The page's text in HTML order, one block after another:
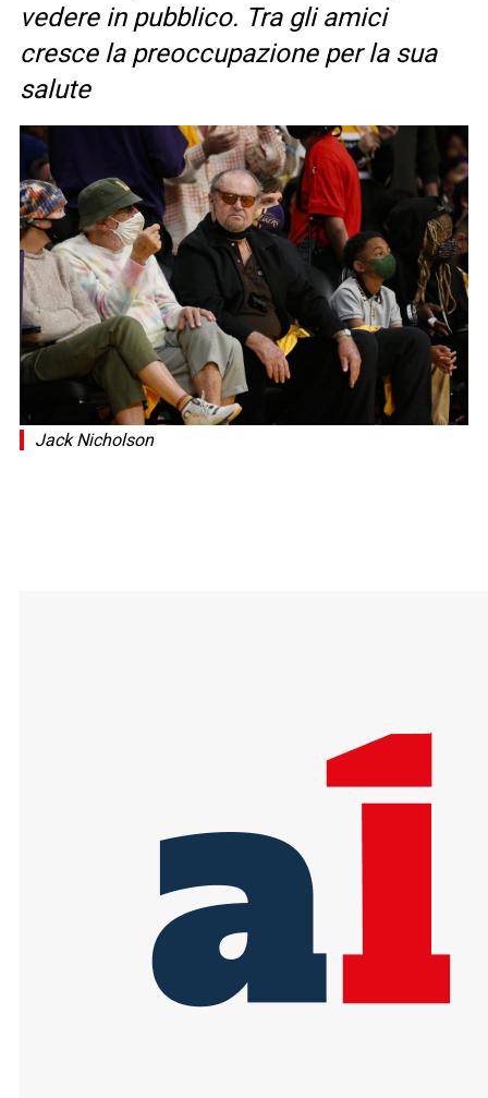
vedere in pubblico. Tra gli amici
cresce la preoccupazione per la sua
salute
Jack Nicholson